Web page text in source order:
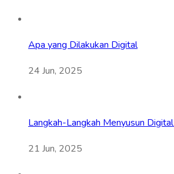
Apa yang Dilakukan Digital
24 Jun, 2025
Langkah-Langkah Menyusun
21 Jun, 2025